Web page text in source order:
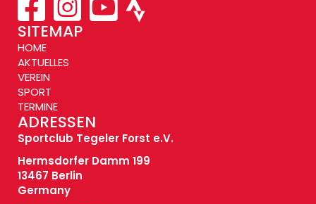
SITEMAP
HOME
AKTUELLES
VEREIN
SPORT
TERMINE
ADRESSEN
Sportclub Tegeler Forst e.V.
Hermsdorfer Damm 199
13467 Berlin
Germany